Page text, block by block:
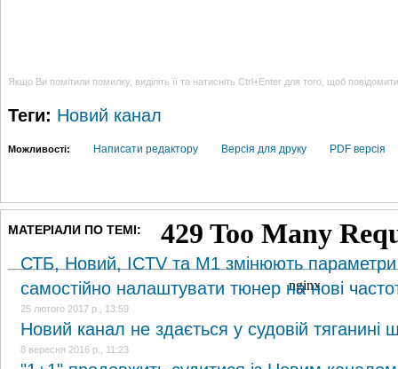
Якщо Ви помітили помилку, виділіть її та натисніть Ctrl+Enter для того, щоб
Теги: Новий канал
Можливості: Написати редактору Версія для друку PDF версія
МАТЕРІАЛИ ПО ТЕМІ:
СТБ, Новий, ICTV та М1 змінюють
самостійно налаштувати тюнер на нові
25 лютого 2017 р., 13:59
Новий канал не здається у судовій
8 вересня 2016 р., 11:23